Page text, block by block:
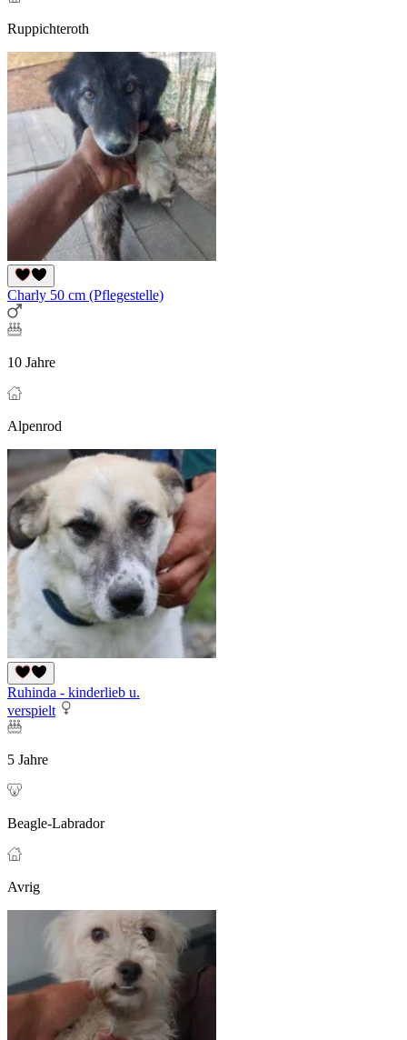
Ruppichteroth
Charly 50 cm (Pflegestelle)
10 Jahre
Alpenrod
Ruhinda - kinderlieb u.
verspielt
5 Jahre
Beagle-Labrador
Avrig